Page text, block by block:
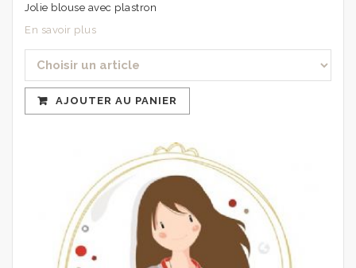
Jolie blouse avec plastron
En savoir plus
AJOUTER AU PANIER